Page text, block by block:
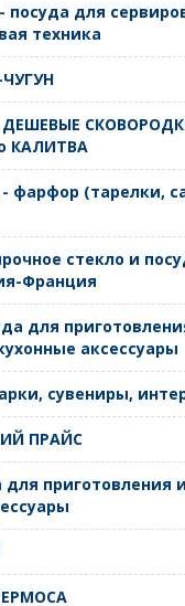
- посуда для
техника
ЧУГУН
ДЕШЕВЫЕ
КАЛИТВА
- фарфор (тарелки,
стекло и
Франция
для
аксессуары
сувениры,
ПРАЙС
для приготовления